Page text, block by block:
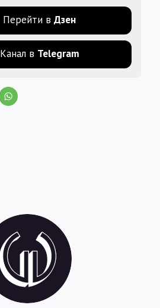
Перейти в Дзен
Канал в Telegram